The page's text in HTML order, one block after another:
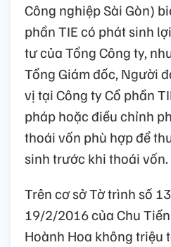
Công nghiệp Sài Gòn)
phần TIE có phát sinh
tư của Tổng Công ty,
Tổng Giám đốc, Người
vị tại Công ty Cổ phần
pháp hoặc điều chỉnh
thoái vốn phù hợp để
sinh trước khi thoái vốn.
Trên cơ sở Tờ trình số
19/2/2016 của Chu
Hoành Hoa không triệu